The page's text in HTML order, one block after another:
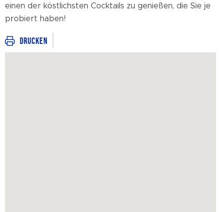
einen der köstlichsten Cocktails zu genießen, die Sie je
probiert haben!
Drucken